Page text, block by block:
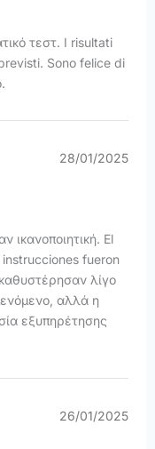
τεστ. I risultati
Sono felice di
28/01/2025
ικανοποιητική. El
fueron
λίγο
αλλά η
εξυπηρέτησης
26/01/2025